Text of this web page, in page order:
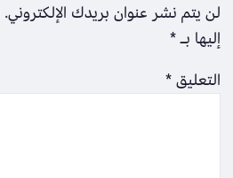
لن يتم نشر عنوان بريدك الإلكتروني.
إليها بـ*
التعليق*